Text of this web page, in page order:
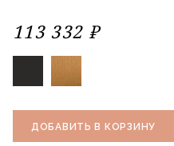
113 332 ₽
ДОБАВИТЬ В КОРЗИНУ